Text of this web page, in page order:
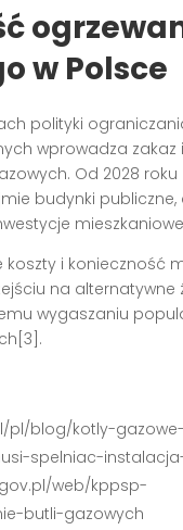
w Polsce
polityki
wprowadza zakaz
Od 2028 roku
budynki publiczne,
koszty i konieczność
na alternatywne
wygaszaniu
pl/blog/kotly-
spelniac-instalacja-
web/kppsp-
butli-gazowych